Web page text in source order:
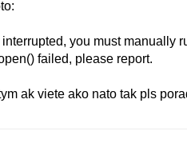
you must manually
failed, please report.
ak viete ako nato tak pls